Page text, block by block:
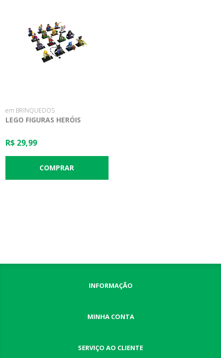
em BRINQUEDOS
LEGO FIGURAS HERÓIS
R$ 29,99
INFORMAÇÃO
MINHA CONTA
SERVIÇO AO CLIENTE